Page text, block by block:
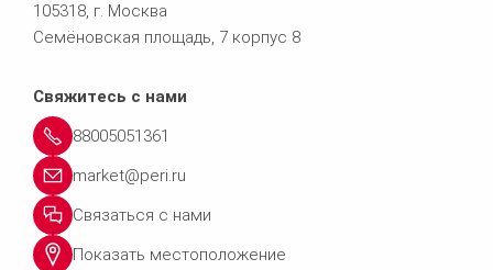
105318, г. Москва
Семёновская площадь, 7 корпус 8
Свяжитесь с нами
88005051361
market@peri.ru
Связаться с нами
Показать местоположение